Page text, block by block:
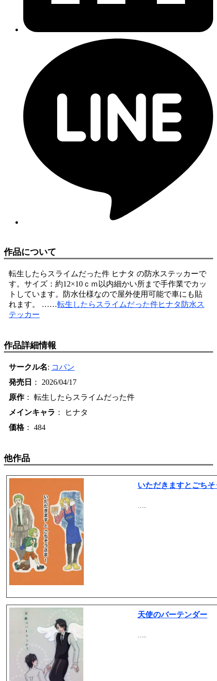
作品について
転生したらスライムだった件 ヒナタ の防水ステッカーで
す。サイズ：約12×10ｃｍ以内細かい所まで手作業でカッ
トしています。防水仕様なので屋外使用可能で車にも貼
れます。 ……転生したらスライムだった件ヒナタ防水ス
テッカー
作品詳細情報
サークル名: コパン
発売日
： 2026/04/17
原作： 転生したらスライムだった件
メインキャラ ： ヒナタ
価格： 484
他作品
いただきますとごちそ
…..
天使のバーテンダー
…..